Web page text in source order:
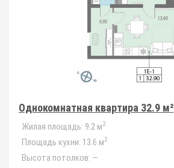
Однокомнатная квартира 32.9 м²
Жилая площадь: 9.2 м2
Площадь кухни: 13.6 м2
Высота потолков: —